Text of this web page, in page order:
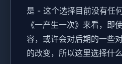
是 - 这个选择目前没有任
《一产生一次》来看，即
容，或许会对后期的一些
的改变，所以这里选择什么